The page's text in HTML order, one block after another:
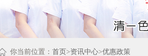
你当前位置： 首页 >资讯中心>优惠政策